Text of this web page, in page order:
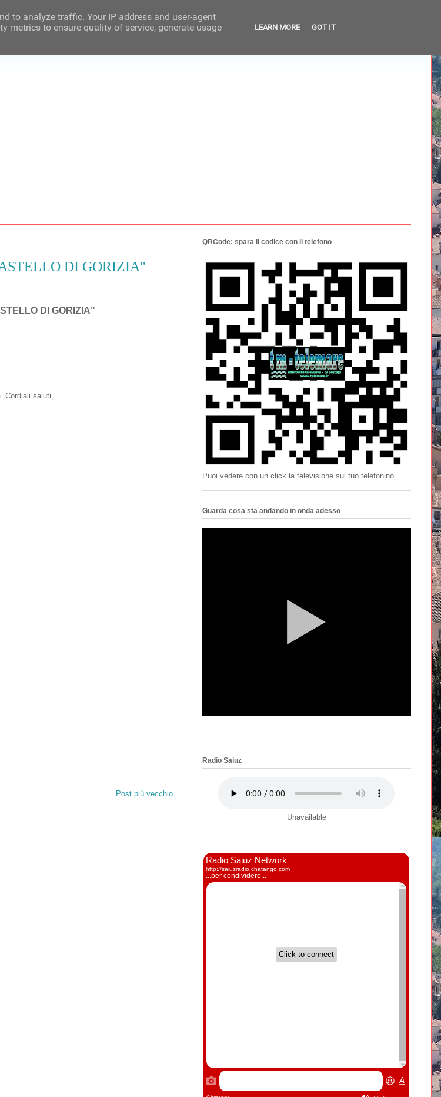
DI GORIZIA"
DI GORIZIA"
Cordiali saluti,
Post più vecchio
QRCode: spara il codice con il telefono
Puoi vedere con un click la televisione sul tuo telefonino
Guarda cosa sta andando in onda adesso
Radio Saiuz
Unavailable
to analyze traffic. Your IP address and user-agent
metrics to ensure quality of service, generate usage
LEARN MORE GOT IT